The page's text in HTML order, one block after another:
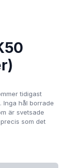
tidigast
Inga hål borrade
är svetsade
som det